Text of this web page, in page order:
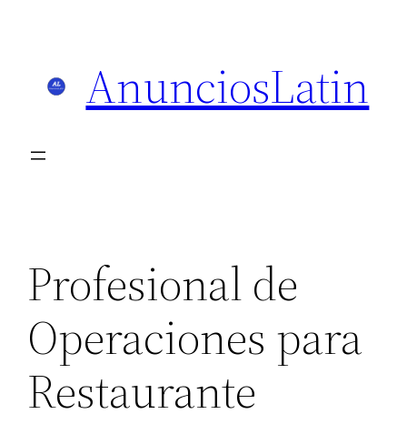
AnunciosLatin
Profesional de
Operaciones para
Restaurante